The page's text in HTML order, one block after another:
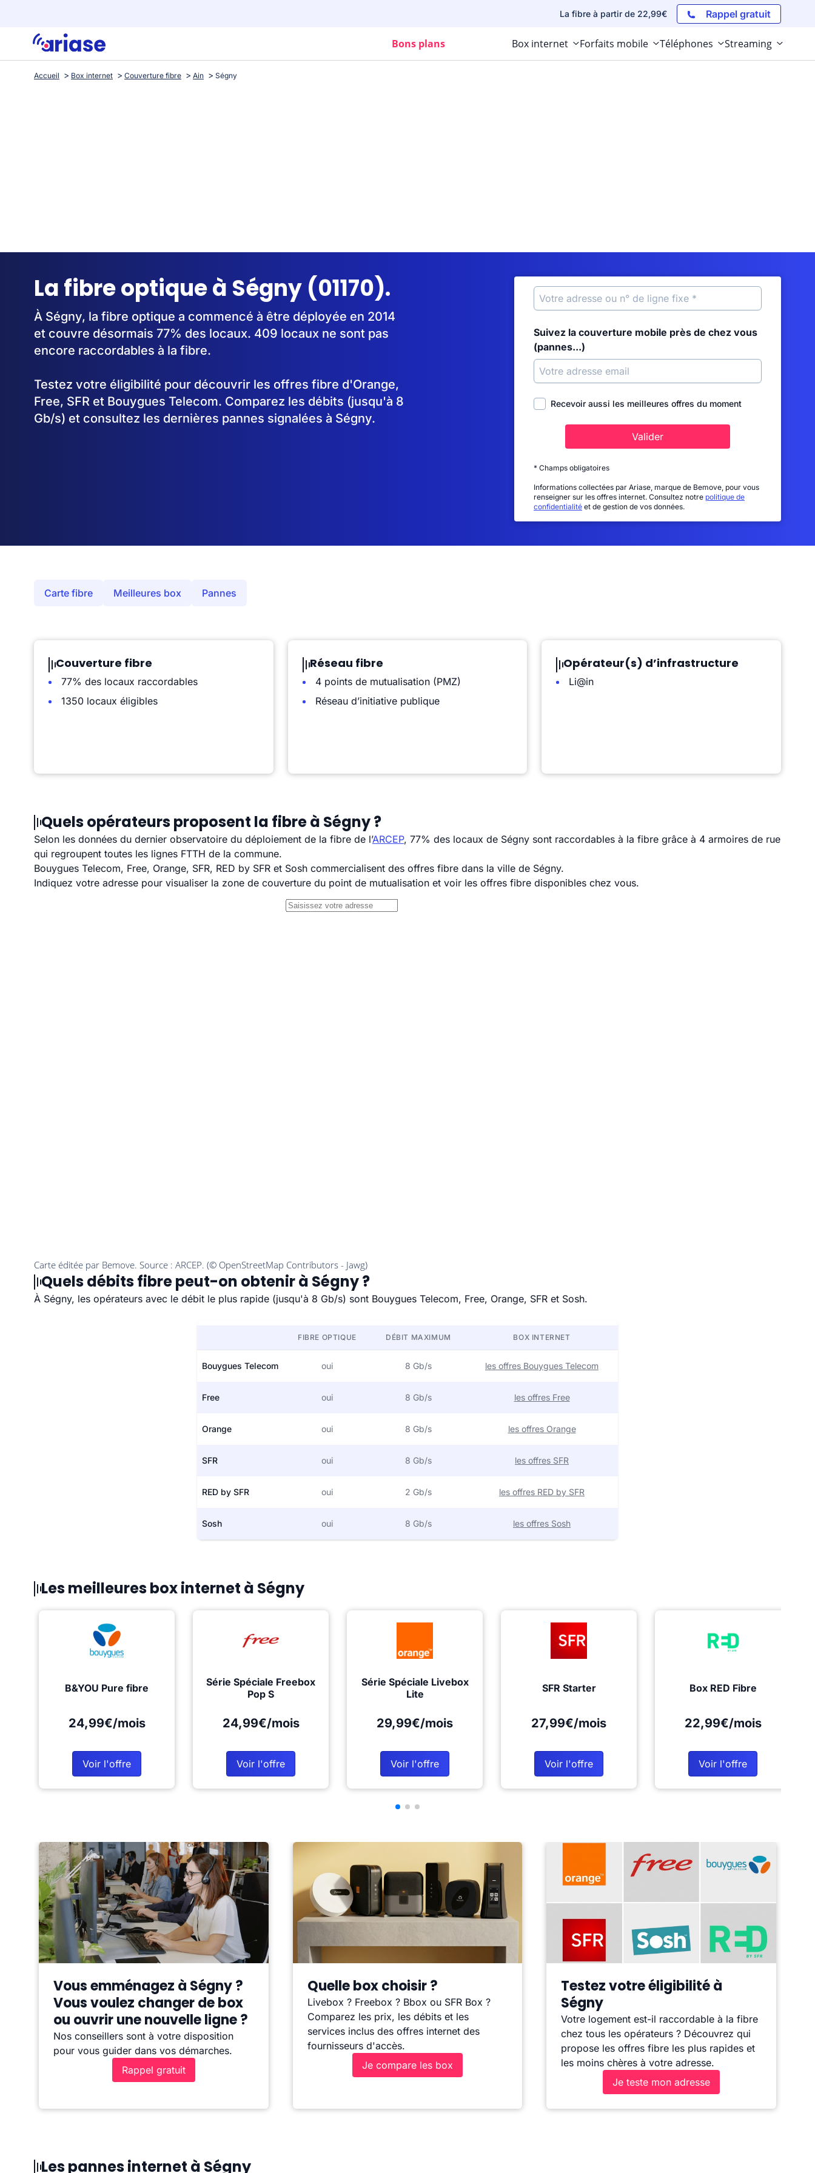
La fibre à partir de 22,99€ Rappel gratuit
Bons plans Box internet Forfaits mobile Téléphones Streaming
Accueil Box internet Couverture fibre Ain Ségny
La fibre optique à Ségny (01170).
À Ségny, la fibre optique a commencé à être déployée en 2014
et couvre désormais 77% des locaux. 409 locaux ne sont pas
encore raccordables à la fibre.
Testez votre éligibilité pour découvrir les offres fibre d'Orange,
Free, SFR et Bouygues Telecom. Comparez les débits (jusqu'à 8
Gb/s) et consultez les dernières pannes signalées à Ségny.
Suivez la couverture mobile près de chez vous
(pannes...)
Recevoir aussi les meilleures offres du moment
Valider
* Champs obligatoires
Informations collectées par Ariase, marque de Bemove, pour vous
renseigner sur les offres internet. Consultez notre politique de
confidentialité et de gestion de vos données.
Carte fibre Meilleures box Pannes
Couverture fibre
77% des locaux raccordables
1350 locaux éligibles
Réseau fibre
4 points de mutualisation (PMZ)
Réseau d’initiative publique
Opérateur(s) d’infrastructure
Li@in
Quels opérateurs proposent la fibre à Ségny ?
Selon les données du dernier observatoire du déploiement de la fibre de l’ARCEP, 77% des locaux de Ségny sont raccordables à la fibre grâce à 4 armoires de rue
qui regroupent toutes les lignes FTTH de la commune.
Bouygues Telecom, Free, Orange, SFR, RED by SFR et Sosh commercialisent des offres fibre dans la ville de Ségny.
Indiquez votre adresse pour visualiser la zone de couverture du point de mutualisation et voir les offres fibre disponibles chez vous.
Quels débits fibre peut-on obtenir à Ségny ?
À Ségny, les opérateurs avec le débit le plus rapide (jusqu'à 8 Gb/s) sont Bouygues Telecom, Free, Orange, SFR et Sosh.
FIBRE OPTIQUE DÉBIT MAXIMUM BOX INTERNET
Bouygues Telecom oui 8 Gb/s les offres Bouygues Telecom
Free oui 8 Gb/s les offres Free
Orange oui 8 Gb/s les offres Orange
SFR oui 8 Gb/s les offres SFR
RED by SFR oui 2 Gb/s les offres RED by SFR
Sosh oui 8 Gb/s les offres Sosh
Les meilleures box internet à Ségny
B&YOU Pure fibre
24,99€/mois
Voir l'offre
Série Spéciale Freebox
Pop S
24,99€/mois
Voir l'offre
Série Spéciale Livebox
Lite
29,99€/mois
Voir l'offre
SFR Starter
27,99€/mois
Voir l'offre
Box RED Fibre
22,99€/mois
Voir l'offre
Vous emménagez à Ségny ?
Vous voulez changer de box
ou ouvrir une nouvelle ligne ?
Nos conseillers sont à votre disposition
pour vous guider dans vos démarches.
Rappel gratuit
Quelle box choisir ?
Livebox ? Freebox ? Bbox ou SFR Box ?
Comparez les prix, les débits et les
services inclus des offres internet des
fournisseurs d'accès.
Je compare les box
Testez votre éligibilité à
Ségny
Votre logement est-il raccordable à la fibre
chez tous les opérateurs ? Découvrez qui
propose les offres fibre les plus rapides et
les moins chères à votre adresse.
Je teste mon adresse
Les pannes internet à Ségny